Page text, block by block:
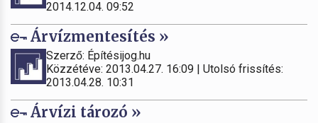
2014.12.04. 09:52
Árvízmentesítés »
Szerző: Építésijog.hu
Közzétéve: 2013.04.27. 16:09 | Utolsó frissítés:
2013.04.28. 10:31
Árvízi tározó »